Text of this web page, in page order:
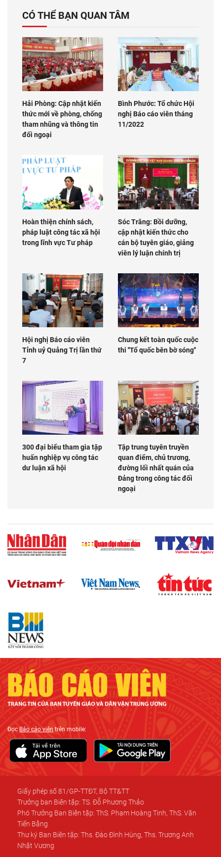
CÓ THỂ BẠN QUAN TÂM
Hải Phòng: Cập nhật kiến
thức mới về phòng, chống
tham nhũng và thông tin
đối ngoại
Bình Phước: Tổ chức Hội
nghị Báo cáo viên tháng
11/2022
Hoàn thiện chính sách,
pháp luật công tác xã hội
trong lĩnh vực Tư pháp
Sóc Trăng: Bồi dưỡng,
cập nhật kiến thức cho
cán bộ tuyên giáo, giảng
viên lý luận chính trị
Hội nghị Báo cáo viên
Tỉnh uỷ Quảng Trị lần thứ
7
Chung kết toàn quốc cuộc
thi ''Tổ quốc bên bờ sóng''
300 đại biểu tham gia tập
huấn nghiệp vụ công tác
dư luận xã hội
Tập trung tuyên truyền
quan điểm, chủ trương,
đường lối nhất quán của
Đảng trong công tác đối
ngoại
ĐọcBáo cáo viên trên mobile:
Giấy phép số 81/GP-TTĐT, Bộ TT&TT
Trưởng ban Biên tập: TS. Đỗ Phương Thảo
Phó Trưởng Ban Biên tập: ThS. Phạm Hoàng Tinh, ThS. Văn
Tiến Bằng
Thư ký Ban Biên tập: Ths. Đào Đình Hùng, Ths. Trương Anh
Nhật Vương